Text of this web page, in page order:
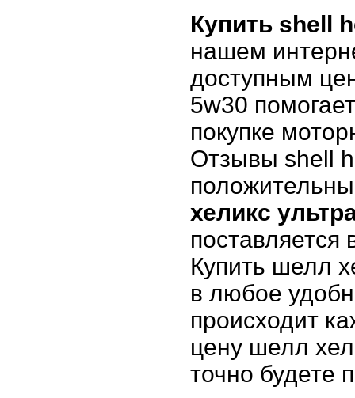
Купить shell
нашем
доступным
5w30
покупке
Отзывы shell
хеликс
Купить шелл
в любое
происходит
цену шелл
точно будете